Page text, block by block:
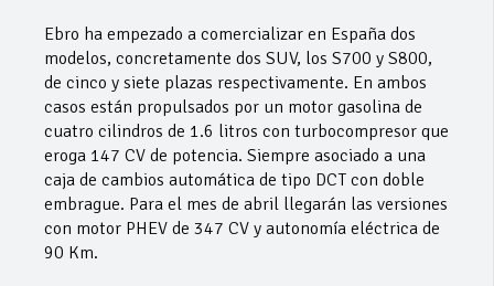
Ebro ha empezado a comercializar en España dos
modelos, concretamente dos SUV, los S700 y S800,
de cinco y siete plazas respectivamente. En ambos
casos están propulsados por un motor gasolina de
cuatro cilindros de 1.6 litros con turbocompresor que
eroga 147 CV de potencia. Siempre asociado a una
caja de cambios automática de tipo DCT con doble
embrague. Para el mes de abril llegarán las versiones
con motor PHEV de 347 CV y autonomía eléctrica de
90 Km.